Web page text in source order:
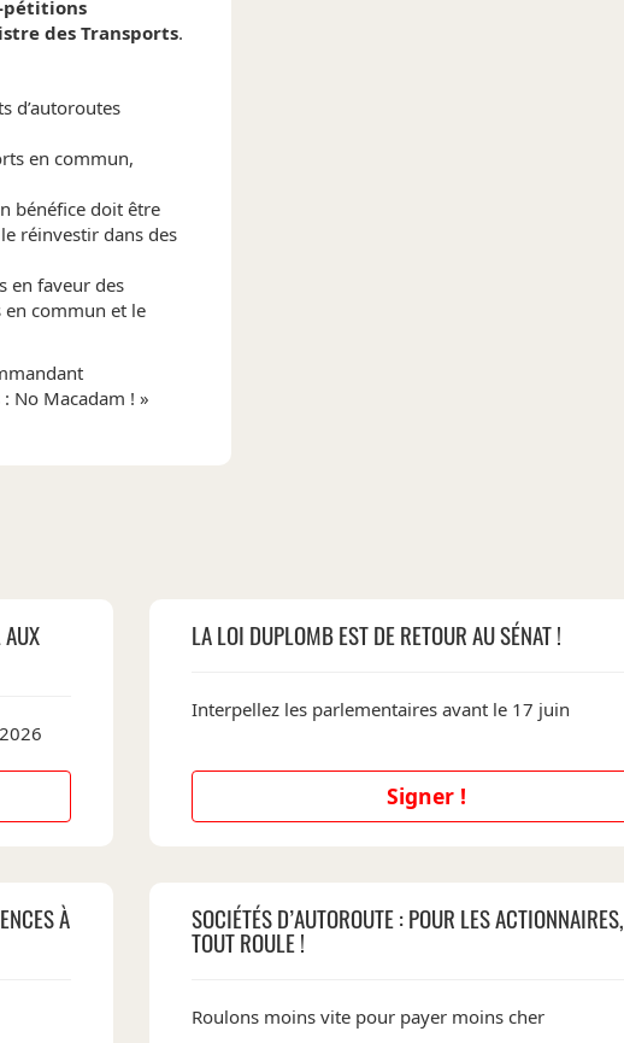
pétitions
des Transports.
d’autoroutes
en commun,
bénéfice doit être
réinvestir dans des
en faveur des
commun et le
No Macadam ! »
AUX LA LOI DUPLOMB EST DE RETOUR AU SÉNAT !
Interpellez les parlementaires avant le 17 juin
Signer !
À SOCIÉTÉS D’AUTOROUTE : POUR LES ACTIONNAIRES,
TOUT ROULE !
Roulons moins vite pour payer moins cher